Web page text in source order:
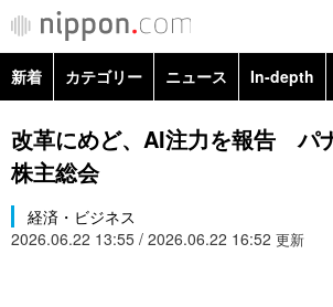
カテゴリー
新着 カテゴリー ニュース In-depth
政治・外交
経済・ビジネス
国際・海外
改革にめど、AI注力を報告 パ
株主総会
経済・ビジネス
2026.06.22 13:55 / 2026.06.22 16:52 更新